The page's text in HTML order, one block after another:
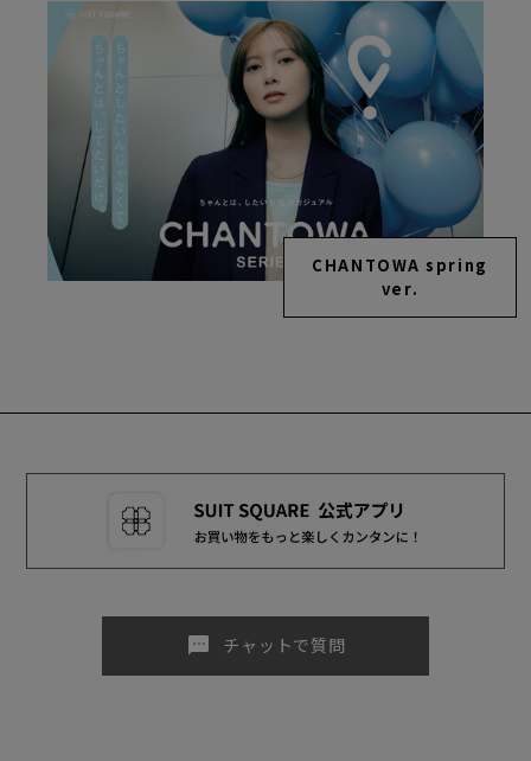
CHANTOWA spring
ver.
sms チャットで質問